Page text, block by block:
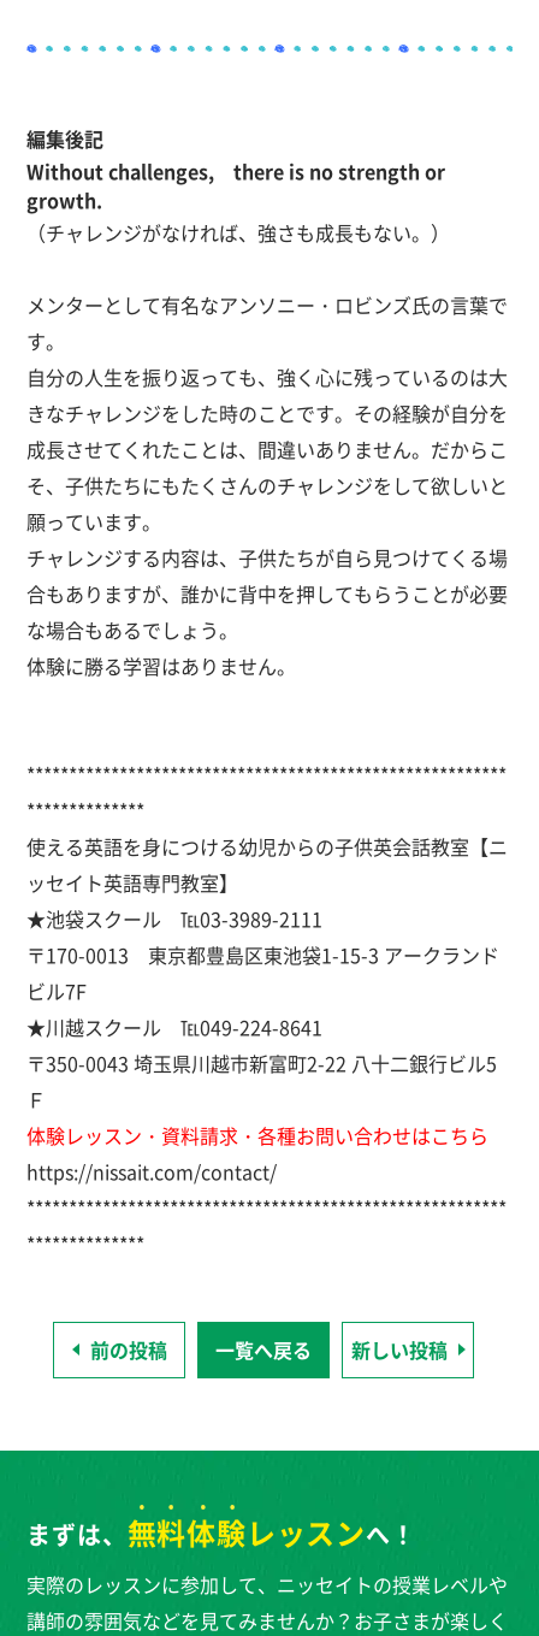
編集後記
Without challenges,there is no strength or
growth.
（チャレンジがなければ、強さも成長もない。）
メンターとして有名なアンソニー・ロビンズ氏の言葉で
す。
自分の人生を振り返っても、強く心に残っているのは大
きなチャレンジをした時のことです。その経験が自分を
成長させてくれたことは、間違いありません。だからこ
そ、子供たちにもたくさんのチャレンジをして欲しいと
願っています。
チャレンジする内容は、子供たちが自ら見つけてくる場
合もありますが、誰かに背中を押してもらうことが必要
な場合もあるでしょう。
体験に勝る学習はありません。
*********************************************************
**************
使える英語を身につける幼児からの子供英会話教室【ニ
ッセイト英語専門教室】
★池袋スクール ℡03-3989-2111
〒170-0013 東京都豊島区東池袋1-15-3 アークランド
ビル7F
★川越スクール ℡049-224-8641
〒350-0043 埼玉県川越市新富町2-22 八十二銀行ビル5
Ｆ
体験レッスン・資料請求・各種お問い合わせはこちら
https://nissait.com/contact/
*********************************************************
**************
前の投稿 一覧へ戻る 新しい投稿
まずは、 無料体験レッスンへ！
実際のレッスンに参加して、ニッセイトの授業レベルや
講師の雰囲気などを見てみませんか？お子さまが楽しく